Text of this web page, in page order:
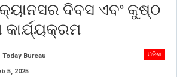
ଦିବସ ଏବଂ କୁଷ୍ଠ
କାର୍ଯ୍ୟକ୍ରମ
ଓଡିଶା
Today Bureau
5, 2025